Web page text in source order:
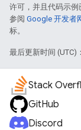
许可，并且代码示例
参阅 Google 开发者
标。
最后更新时间 (UTC)
Stack
GitHub
Discord